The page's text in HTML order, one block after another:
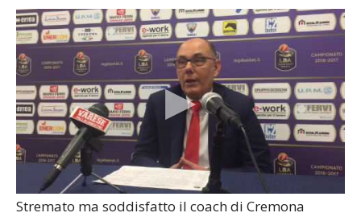
Stremato ma soddisfatto il coach di Cremona